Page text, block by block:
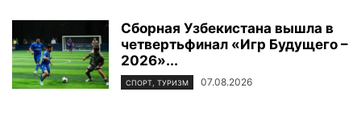
Сборная Узбекистана вышла в
четвертьфинал «Игр Будущего –
2026»...
СПОРТ, ТУРИЗМ 07.08.2026